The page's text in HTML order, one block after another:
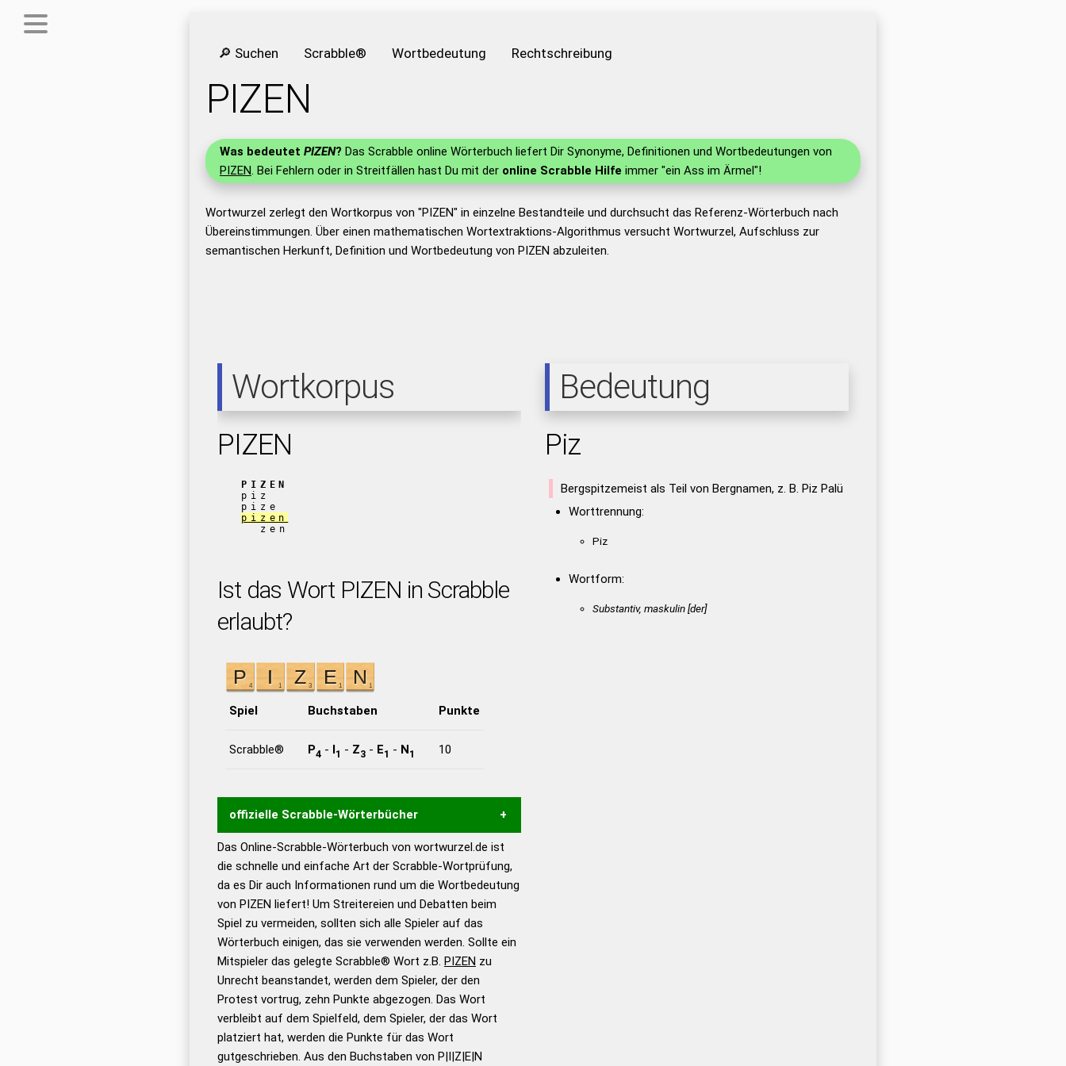
🔎 Suchen Scrabble® Wortbedeutung Rechtschreibung
PIZEN
Was bedeutet PIZEN? Das Scrabble online Wörterbuch liefert Dir Synonyme, Definitionen und Wortbedeutungen von
PIZEN. Bei Fehlern oder in Streitfällen hast Du mit der online Scrabble Hilfe immer "ein Ass im Ärmel"!
Wortwurzel zerlegt den Wortkorpus von "PIZEN" in einzelne Bestandteile und durchsucht das Referenz-Wörterbuch nach
Übereinstimmungen. Über einen mathematischen Wortextraktions-Algorithmus versucht Wortwurzel, Aufschluss zur
semantischen Herkunft, Definition und Wortbedeutung von PIZEN abzuleiten.
Wortkorpus
PIZEN
PIZEN
piz
pize
pizen
zen
Ist das Wort PIZEN in Scrabble
erlaubt?
Spiel Buchstaben Punkte
Scrabble® P4 - I1 - Z3- E1 - N1 10
offizielle Scrabble-Wörterbücher
Wortwurzel liefert mit Hilfe eines semantischen
Wortanalyse-Algorithmus gute Anhaltspunkte zu
Wortbedeutung, Worttrennung und Wortform, um die
Gültigkeit eines Wortes für das Scrabble-Spiel zu
bestimmen! zugelassene Turnier Scrabble-
Wörterbücher sind:
Duden – Standardwerk in 12
Bänden
Duden – Richtiges und gutes
Deutsch
Das Online-Scrabble-Wörterbuch von wortwurzel.de ist
die schnelle und einfache Art der Scrabble-Wortprüfung,
da es Dir auch Informationen rund um die Wortbedeutung
von PIZEN liefert! Um Streitereien und Debatten beim
Spiel zu vermeiden, sollten sich alle Spieler auf das
Wörterbuch einigen, das sie verwenden werden. Sollte ein
Mitspieler das gelegte Scrabble® Wort z.B. PIZEN zu
Unrecht beanstandet, werden dem Spieler, der den
Protest vortrug, zehn Punkte abgezogen. Das Wort
verbleibt auf dem Spielfeld, dem Spieler, der das Wort
platziert hat, werden die Punkte für das Wort
gutgeschrieben. Aus den Buchstaben von P|I|Z|E|N
Bedeutung
Piz
Bergspitzemeist als Teil von Bergnamen, z. B. Piz Palü
Worttrennung:
Piz
Wortform:
Substantiv, maskulin [der]